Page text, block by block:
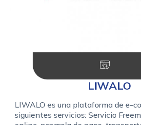
LIWALO
LIWALO es una plataforma de e-
siguientes servicios: Servicio